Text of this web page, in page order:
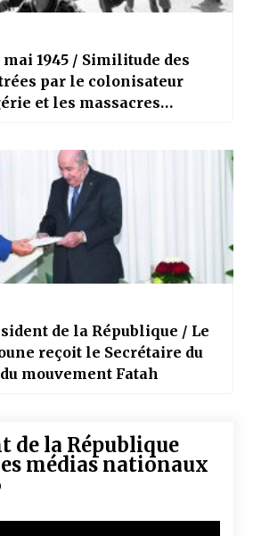
1945 / Similitude des
par le colonisateur
et les massacres
de la République / Le
reçoit le Secrétaire du
mouvement Fatah
de la République
médias nationaux